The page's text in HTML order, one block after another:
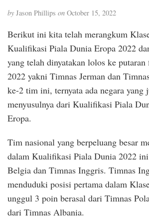
by Jason Phillips on October 15, 2022
Berikut ini kita telah merangkum
Kualifikasi Piala Dunia Eropa 2022
yang telah dinyatakan lolos ke
2022 yakni Timnas Jerman dan
ke-2 tim ini, ternyata ada negara yang
menyusulnya dari Kualifikasi Piala
Eropa.
Tim nasional yang berpeluang besar
dalam Kualifikasi Piala Dunia 2022
Belgia dan Timnas Inggris. Timnas
menduduki posisi pertama dalam
unggul 3 poin berasal dari Timnas
dari Timnas Albania.